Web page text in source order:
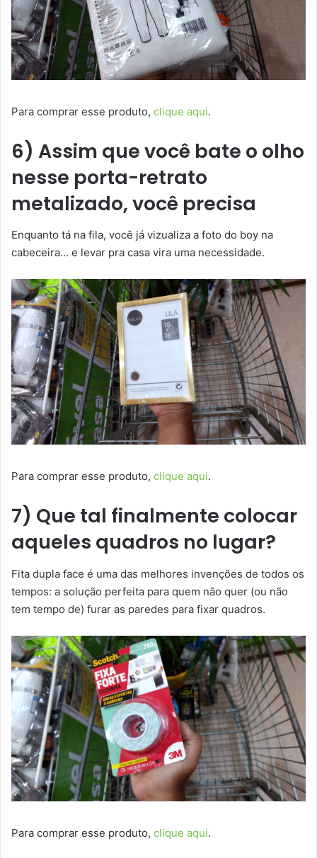
Para comprar esse produto, clique aqui.
6) Assim que você bate o olho
nesse porta-retrato
metalizado, você precisa
Enquanto tá na fila, você já vizualiza a foto do boy na
cabeceira… e levar pra casa vira uma necessidade.
Para comprar esse produto, clique aqui.
7) Que tal finalmente colocar
aqueles quadros no lugar?
Fita dupla face é uma das melhores invenções de todos os
tempos: a solução perfeita para quem não quer (ou não
tem tempo de) furar as paredes para fixar quadros.
Para comprar esse produto, clique aqui.